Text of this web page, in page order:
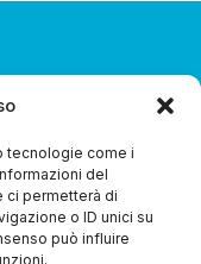
tecnologie come i
del
ci permetterà di
o ID unici su
può influire
3.0 Soc. Coop.
Reggio Emilia